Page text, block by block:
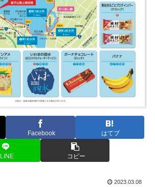
Facebook はてブ
LINE コピー
2023.03.08